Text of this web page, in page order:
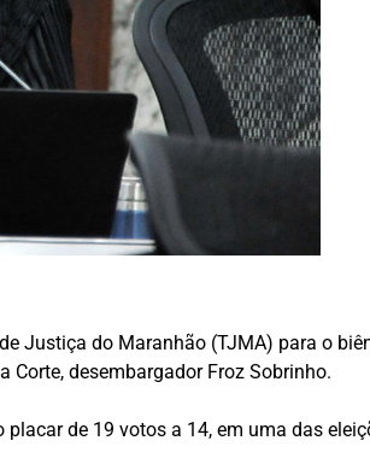
Justiça do Maranhão (TJMA) para o
desembargador Froz Sobrinho.
de 19 votos a 14, em uma das